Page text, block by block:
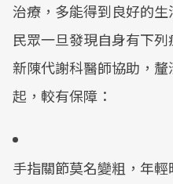
治療，多能得到良好的
民眾一旦發現自身有下
新陳代謝科醫師協助，
起，較有保障：
手指關節莫名變粗，年